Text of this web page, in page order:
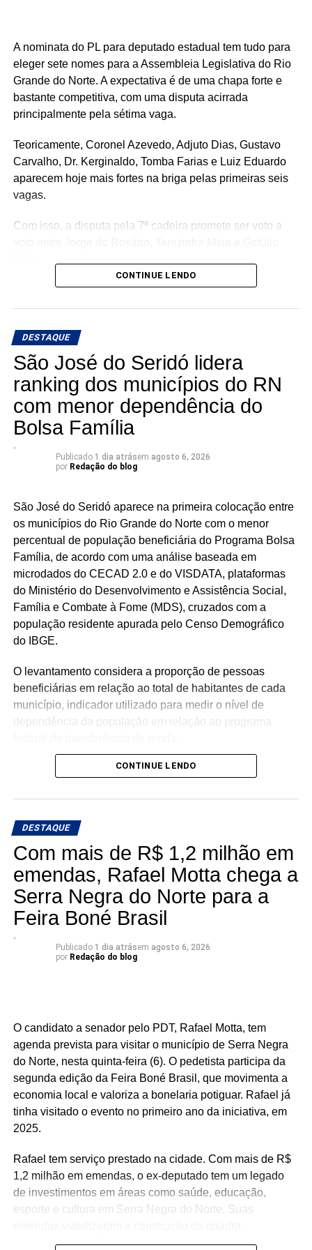
A nominata do PL para deputado estadual tem tudo para
eleger sete nomes para a Assembleia Legislativa do Rio
Grande do Norte. A expectativa é de uma chapa forte e
bastante competitiva, com uma disputa acirrada
principalmente pela sétima vaga.
Teoricamente, Coronel Azevedo, Adjuto Dias, Gustavo
Carvalho, Dr. Kerginaldo, Tomba Farias e Luiz Eduardo
aparecem hoje mais fortes na briga pelas primeiras seis
vagas.
Com isso, a disputa pela 7ª cadeira promete ser voto a
Os três possuem bases e estruturas eleitorais importantes
e chegam à reta da pré-campanha buscando garantir um
potencial para fazer sete cadeiras, a briga pela última
vaga promete ser uma das mais acirradas da eleição para
a ALRN em 2026
CONTINUE LENDO
DESTAQUE
São José do Seridó lidera
ranking dos municípios do RN
com menor dependência do
Bolsa Família
Publicado 1 dia atrásem agosto 6, 2026
por Redação do blog
São José do Seridó aparece na primeira colocação entre
os municípios do Rio Grande do Norte com o menor
percentual de população beneficiária do Programa Bolsa
Família, de acordo com uma análise baseada em
microdados do CECAD 2.0 e do VISDATA, plataformas
do Ministério do Desenvolvimento e Assistência Social,
Família e Combate à Fome (MDS), cruzados com a
população residente apurada pelo Censo Demográfico
do IBGE.
O levantamento considera a proporção de pessoas
beneficiárias em relação ao total de habitantes de cada
município, indicador utilizado para medir o nível de
dependência da população em relação ao programa
Com população de 4.558 habitantes, São José do Seridó
Família, o equivalente a 13,6% da população, o menor
percentual entre os municípios potiguares analisados.
Na sequência aparecem Ouro Branco (16,7%), Cruzeta
(18,5%), Parnamirim (20,1%), Jardim do Seridó (20,7%),
Acari (21,8%), Natal (22,3%), Carnaúba dos Dantas
(23,2%), Mossoró (25,7%) e Caicó (30,2%).
Seridó está associado à diversificação da economia local
e à geração de empregos formais. O município possui
das famílias e reduzindo a necessidade de acesso ao
benefício.
Especialistas que analisaram os dados também atribuem
esse resultado ao trabalho desenvolvido pela política
municipal de assistência social. Na avaliação deles, a
atuação da gestão da Secretaria Municipal de Trabalho,
secretária Suzete Pereira, tem contribuído para fortalecer
ações de inclusão social, qualificação e
acompanhamento das famílias, favorecendo a autonomia
financeira e reduzindo a dependência de programas de
CONTINUE LENDO
DESTAQUE
Com mais de R$ 1,2 milhão em
emendas, Rafael Motta chega a
Serra Negra do Norte para a
Feira Boné Brasil
Publicado 1 dia atrásem agosto 6, 2026
por Redação do blog
O candidato a senador pelo PDT, Rafael Motta, tem
agenda prevista para visitar o município de Serra Negra
do Norte, nesta quinta-feira (6). O pedetista participa da
segunda edição da Feira Boné Brasil, que movimenta a
economia local e valoriza a bonelaria potiguar. Rafael já
tinha visitado o evento no primeiro ano da iniciativa, em
2025.
Rafael tem serviço prestado na cidade. Com mais de R$
1,2 milhão em emendas, o ex-deputado tem um legado
de investimentos em áreas como saúde, educação,
esporte e cultura em Serra Negra do Norte. Suas
poliesportiva da Praça de Eventos, além de recursos para